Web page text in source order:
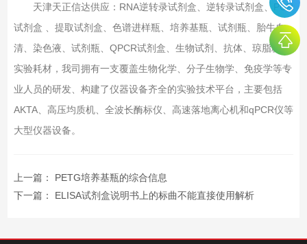
天津天正信达供应：RNA逆转录试剂盒、逆转录试剂盒、PCR
试剂盒 、提取试剂盒、色谱进样瓶、培养基瓶、试剂瓶、胎牛血
清、染色液、试剂瓶、QPCR试剂盒、生物试剂、抗体、琼脂糖、
实验耗材，我司拥有一支覆盖生物化学、分子生物学、免疫学等专
业人员的研发、构建了仪器设备齐全的实验技术平台，主要包括
AKTA、高压均质机、全波长酶标仪、高速落地离心机和qPCR仪等
大型仪器设备。
上一篇： PETG培养基瓶的综合信息
下一篇： ELISA试剂盒说明书上的标曲不能直接使用解析